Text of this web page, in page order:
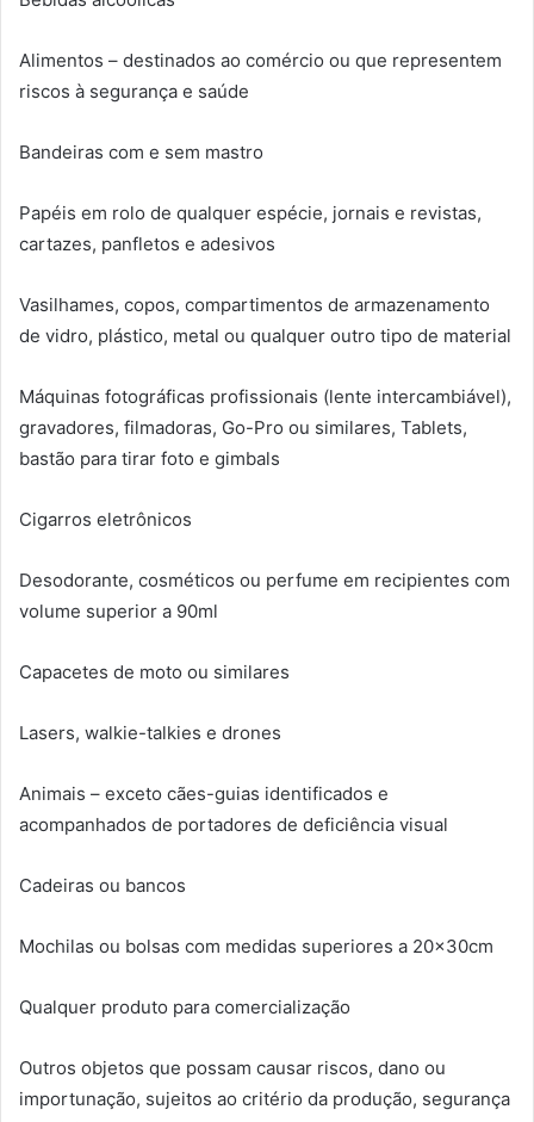
Alimentos – destinados ao comércio ou que representem
riscos à segurança e saúde
Bandeiras com e sem mastro
Papéis em rolo de qualquer espécie, jornais e revistas,
cartazes, panfletos e adesivos
Vasilhames, copos, compartimentos de armazenamento
de vidro, plástico, metal ou qualquer outro tipo de material
Máquinas fotográficas profissionais (lente intercambiável),
gravadores, filmadoras, Go-Pro ou similares, Tablets,
bastão para tirar foto e gimbals
Cigarros eletrônicos
Desodorante, cosméticos ou perfume em recipientes com
volume superior a 90ml
Capacetes de moto ou similares
Lasers, walkie-talkies e drones
Animais – exceto cães-guias identificados e
acompanhados de portadores de deficiência visual
Cadeiras ou bancos
Mochilas ou bolsas com medidas superiores a 20x30cm
Qualquer produto para comercialização
Outros objetos que possam causar riscos, dano ou
importunação, sujeitos ao critério da produção, segurança